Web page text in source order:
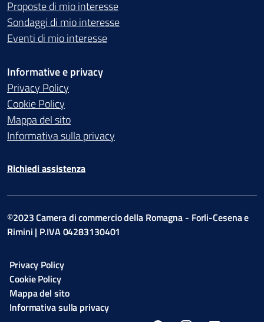
Proposte di mio interesse
Sondaggi di mio interesse
Eventi di mio interesse
Informative e privacy
Privacy Policy
Cookie Policy
Mappa del sito
Informativa sulla privacy
Richiedi assistenza
©2023 Camera di commercio della Romagna - Forli-Cesena e
Rimini | P.IVA 04283130401
Privacy Policy
Cookie Policy
Mappa del sito
Informativa sulla privacy